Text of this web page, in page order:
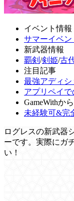
イベント情報
サマーイベン
新武器情報
覇剣 /剣姫/古
注目記事
最強アディ
アプリペイ
GameWithか
未経験可&完
ログレスの新武器
ーです。実際にガ
い！